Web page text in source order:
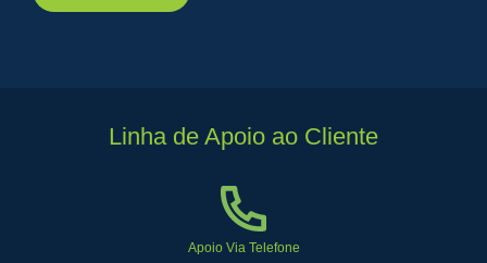
Linha de Apoio ao Cliente
Apoio Via Telefone